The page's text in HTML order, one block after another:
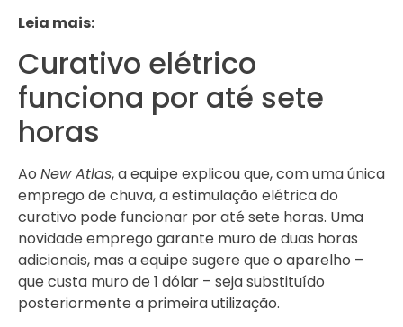
Leia mais:
Curativo elétrico
funciona por até sete
horas
Ao New Atlas, a equipe explicou que, com uma única
emprego de chuva, a estimulação elétrica do
curativo pode funcionar por até sete horas. Uma
novidade emprego garante muro de duas horas
adicionais, mas a equipe sugere que o aparelho –
que custa muro de 1 dólar – seja substituído
posteriormente a primeira utilização.